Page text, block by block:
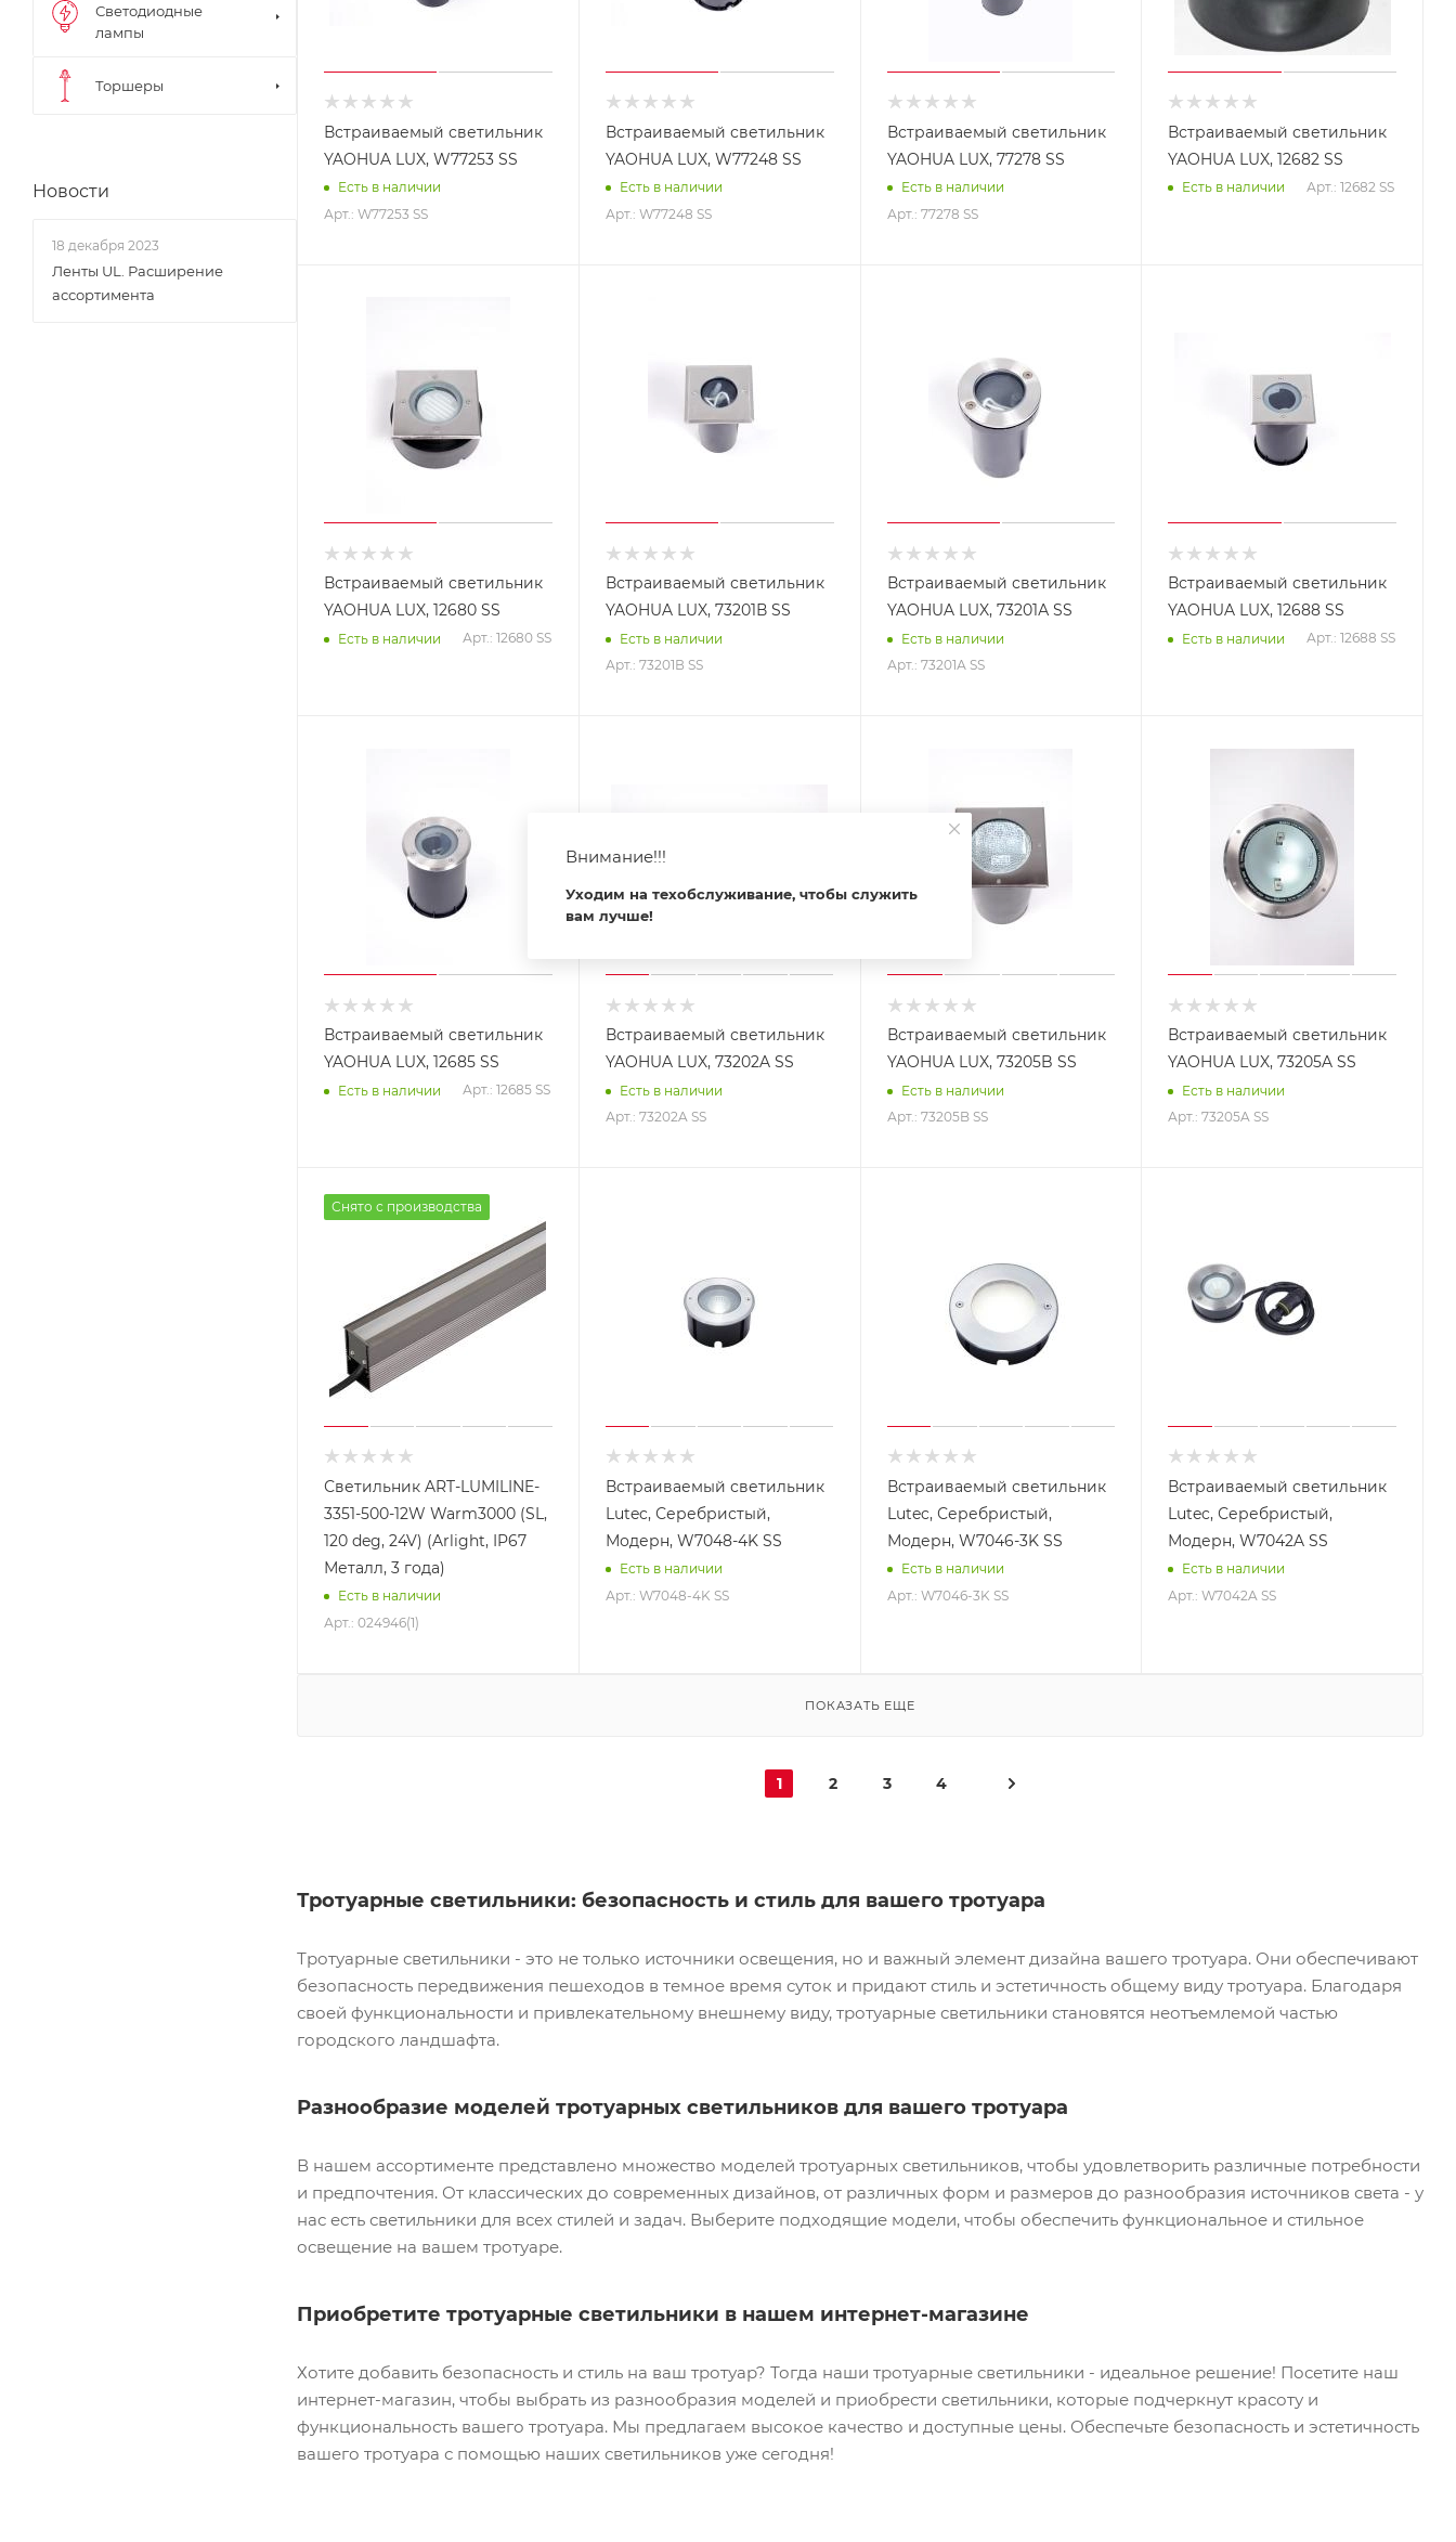
Встраиваемый светильник
YAOHUA LUX, W77253 SS
Есть в наличии
Арт.: W77253 SS
Встраиваемый светильник
YAOHUA LUX, W77248 SS
Есть в наличии
Арт.: W77248 SS
Встраиваемый светильник
YAOHUA LUX, 77278 SS
Есть в наличии
Арт.: 77278 SS
Встраиваемый светильник
YAOHUA LUX, 12682 SS
Есть в наличии Арт.: 12682 SS
Встраиваемый светильник
YAOHUA LUX, 12680 SS
Есть в наличии Арт.: 12680 SS
Встраиваемый светильник
YAOHUA LUX, 73201В SS
Есть в наличии
Арт.: 73201В SS
Встраиваемый светильник
YAOHUA LUX, 73201А SS
Есть в наличии
Арт.: 73201А SS
Встраиваемый светильник
YAOHUA LUX, 12688 SS
Есть в наличии Арт.: 12688 SS
Встраиваемый светильник
YAOHUA LUX, 12685 SS
Есть в наличии Арт.: 12685 SS
Встраиваемый светильник
YAOHUA LUX, 73202A SS
Есть в наличии
Арт.: 73202A SS
Встраиваемый светильник
YAOHUA LUX, 73205B SS
Есть в наличии
Арт.: 73205B SS
Встраиваемый светильник
YAOHUA LUX, 73205A SS
Есть в наличии
Арт.: 73205A SS
Снято с производства
Светильник ART-LUMILINE-
3351-500-12W Warm3000 (SL,
120 deg, 24V) (Arlight, IP67
Металл, 3 года)
Есть в наличии
Арт.: 024946(1)
Встраиваемый светильник
Lutec, Серебристый,
Модерн, W7048-4K SS
Есть в наличии
Арт.: W7048-4K SS
Встраиваемый светильник
Lutec, Серебристый,
Модерн, W7046-3K SS
Есть в наличии
Арт.: W7046-3K SS
Встраиваемый светильник
Lutec, Серебристый,
Модерн, W7042A SS
Есть в наличии
Арт.: W7042A SS
ПОКАЗАТЬ ЕЩЕ
1 2 3 4
Тротуарные светильники: безопасность и стиль для вашего тротуара
Тротуарные светильники - это не только источники освещения, но и важный элемент дизайна вашего тротуара. Они обеспечивают
безопасность передвижения пешеходов в темное время суток и придают стиль и эстетичность общему виду тротуара. Благодаря
своей функциональности и привлекательному внешнему виду, тротуарные светильники становятся неотъемлемой частью
городского ландшафта.
Разнообразие моделей тротуарных светильников для вашего тротуара
В нашем ассортименте представлено множество моделей тротуарных светильников, чтобы удовлетворить различные потребности
и предпочтения. От классических до современных дизайнов, от различных форм и размеров до разнообразия источников света - у
нас есть светильники для всех стилей и задач. Выберите подходящие модели, чтобы обеспечить функциональное и стильное
освещение на вашем тротуаре.
Приобретите тротуарные светильники в нашем интернет-магазине
Хотите добавить безопасность и стиль на ваш тротуар? Тогда наши тротуарные светильники - идеальное решение! Посетите наш
интернет-магазин, чтобы выбрать из разнообразия моделей и приобрести светильники, которые подчеркнут красоту и
функциональность вашего тротуара. Мы предлагаем высокое качество и доступные цены. Обеспечьте безопасность и эстетичность
вашего тротуара с помощью наших светильников уже сегодня!
Светодиодные
лампы
Торшеры
Новости
18 декабря 2023
Ленты UL. Расширение
ассортимента
Внимание!!!
Уходим на техобслуживание, чтобы служить
вам лучше!